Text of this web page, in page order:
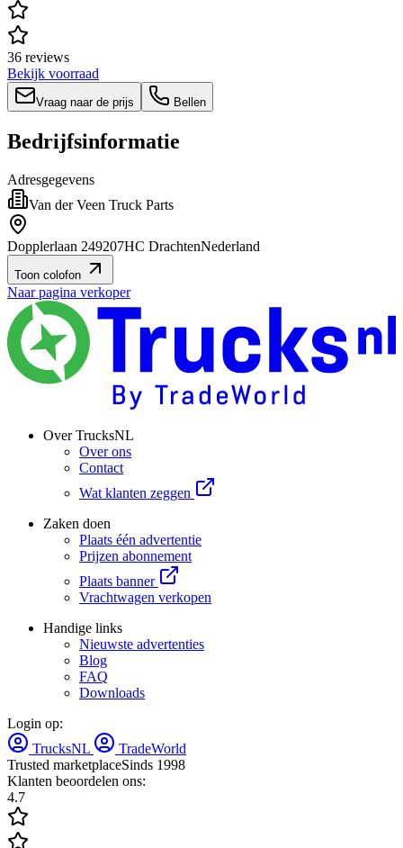
36 reviews
Bekijk voorraad
Vraag naar de prijs Bellen
Bedrijfsinformatie
Adresgegevens
Van der Veen Truck Parts
Dopplerlaan 249207HC DrachtenNederland
Toon colofon
Naar pagina verkoper
Over TrucksNL
Over ons
Contact
Wat klanten zeggen
Zaken doen
Plaats één advertentie
Prijzen abonnement
Plaats banner
Vrachtwagen verkopen
Handige links
Nieuwste advertenties
Blog
FAQ
Downloads
Login op:
TrucksNL
TradeWorld
Trusted marketplaceSinds 1998
Klanten beoordelen ons:
4.7